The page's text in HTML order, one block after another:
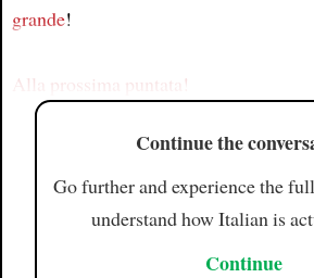
grande!
Alla prossima puntata!
Continue the
Go further and experience the
understand how Italian is
Continue